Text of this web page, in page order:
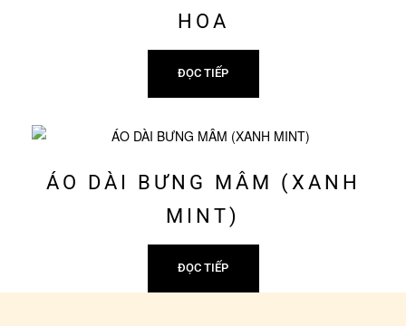
HOA
ĐỌC TIẾP
ÁO DÀI BƯNG MÂM (XANH
MINT)
ĐỌC TIẾP